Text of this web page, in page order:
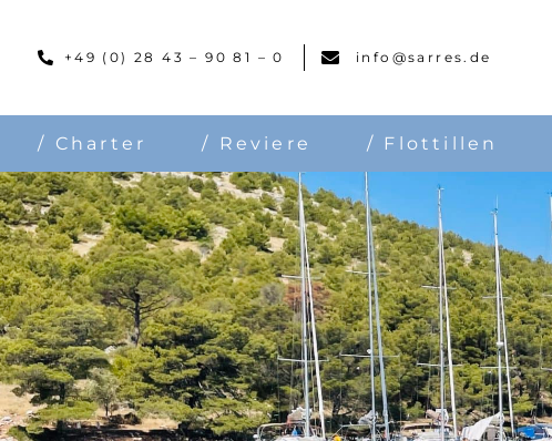
+49 (0) 28 43 – 90 81 – 0 info@sarres.de
/ Charter / Reviere / Flottillen